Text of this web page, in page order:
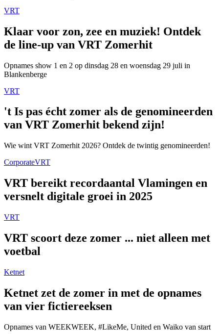
VRT
Klaar voor zon, zee en muziek! Ontdek
de line-up van VRT Zomerhit
Opnames show 1 en 2 op dinsdag 28 en woensdag 29 juli in
Blankenberge
VRT
't Is pas écht zomer als de genomineerden
van VRT Zomerhit bekend zijn!
Wie wint VRT Zomerhit 2026? Ontdek de twintig genomineerden!
CorporateVRT
VRT bereikt recordaantal Vlamingen en
versnelt digitale groei in 2025
VRT
VRT scoort deze zomer ... niet alleen met
voetbal
Ketnet
Ketnet zet de zomer in met de opnames
van vier fictiereeksen
Opnames van WEEKWEEK, #LikeMe, United en Waiko van start